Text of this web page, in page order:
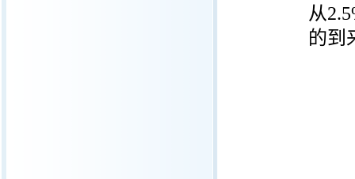
从
的到